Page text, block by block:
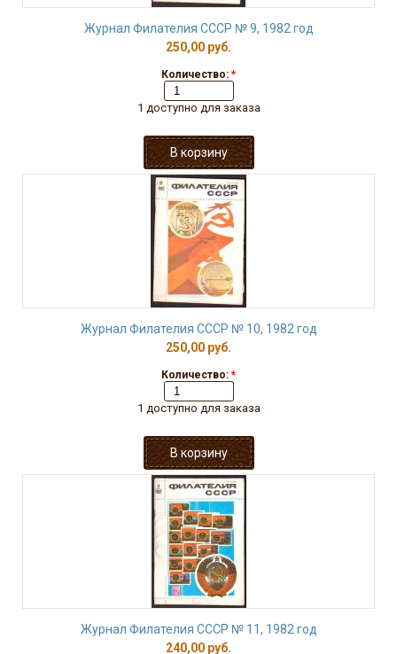
Журнал Филателия СССР № 9, 1982 год
250,00 руб.
Количество: *
1 доступно для заказа
Журнал Филателия СССР № 10, 1982 год
250,00 руб.
Количество: *
1 доступно для заказа
Журнал Филателия СССР № 11, 1982 год
240,00 руб.